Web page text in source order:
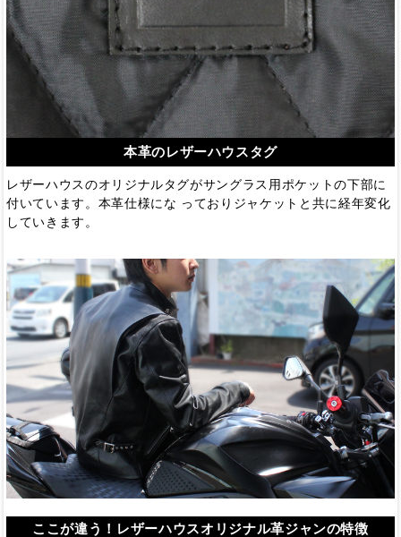
本革のレザーハウスタグ
レザーハウスのオリジナルタグがサングラス用ポケットの下部に
付いています。本革仕様にな っておりジャケットと共に経年変化
していきます。
ここが違う！レザーハウスオリジナル革ジャンの特徴